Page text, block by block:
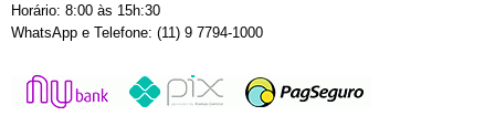
Horário: 8:00 às 15h:30
WhatsApp e Telefone: (11) 9 7794-1000